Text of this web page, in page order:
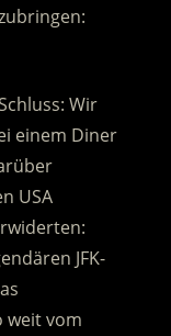
Wir
einem Diner
USA
JFK-
weit vom